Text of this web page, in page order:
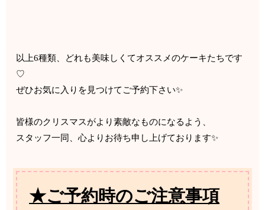
以上6種類、どれも美味しくてオススメのケーキたちです
♡
ぜひお気に入りを見つけてご予約下さい✨
皆様のクリスマスがより素敵なものになるよう、
スタッフ一同、心よりお待ち申し上げております✨
★ご予約時のご注意事項